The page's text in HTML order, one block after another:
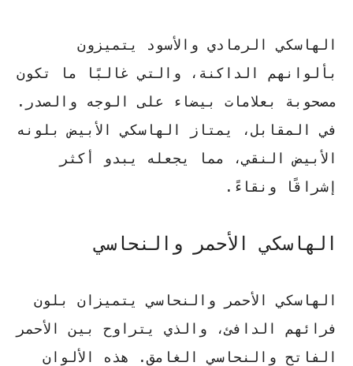
الهاسكي الرمادي والأسود يتميزون
بألوانهم الداكنة، والتي غالبًا ما تكون
مصحوبة بعلامات بيضاء على الوجه والصدر.
في المقابل، يمتاز الهاسكي الأبيض بلونه
الأبيض النقي، مما يجعله يبدو أكثر
إشراقًا ونقاءً.
الهاسكي الأحمر والنحاسي
الهاسكي الأحمر والنحاسي يتميزان بلون
فرائهم الدافئ، والذي يتراوح بين الأحمر
الفاتح والنحاسي الغامق. هذه الألوان